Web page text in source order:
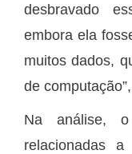
desbravado
embora ela
muitos dados,
de
Na análise, o
relacionadas